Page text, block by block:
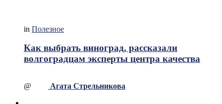
in Полезное
Как выбрать виноград, рассказали
волгоградцам эксперты центра качества
@ Агата Стрельникова